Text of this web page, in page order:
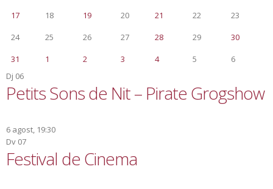
17
18 19 20 21 22
23
24
25 26 27 28 29
30
31
1 2 3 4 5
6
Dj 06
Petits Sons de Nit – Pirate Grogshow
6 agost, 19:30
Dv 07
Festival de Cinema